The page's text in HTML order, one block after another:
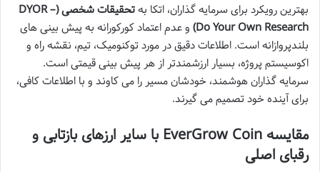
بهترین رویکرد برای سرمایه گذاران، اتکا به
تحقیقات شخصی (DYOR –
Do Your Own Research) و عدم اعتماد کورکورانه به پیش بینی های
بلندپروازانه است. اطلاعات دقیق در مورد توکنومیک، تیم، نقشه راه و
اکوسیستم پروژه، بسیار ارزشمندتر از هر پیش بینی قیمتی است.
سرمایه گذاران هوشمند، خودشان مسیر را می کاوند و با اطلاعات کافی،
برای آینده خود تصمیم می گیرند.
مقایسه EverGrow Coin با سایر ارزهای بازتابی و
رقبای اصلی